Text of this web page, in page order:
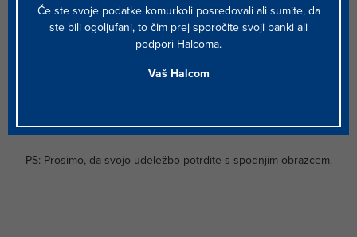
Lepo vabljeni!
S spoštovanjem.
PS: Prosimo, da svojo udeležbo potrdite s spodnjim obrazcem.
Če ste svoje podatke komurkoli posredovali ali sumite, da
ste bili ogoljufani, to čim prej sporočite svoji banki ali
podpori Halcoma.
Vaš Halcom